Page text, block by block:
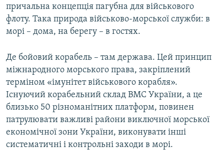
причальна концепція пагубна для військового
флоту. Така природа військово-морської служби: в
морі – дома, на берегу – в гостях.
Де бойовий корабель – там держава. Цей принцип
міжнародного морського права, закріплений
терміном «імунітет військового корабля».
Існуючий корабельний склад ВМС України, а це
близько 50 різноманітних платформ, повинен
патрулювати важливі райони виключної морської
економічної зони України, виконувати інші
систематичні і контрольні заходи в морі.